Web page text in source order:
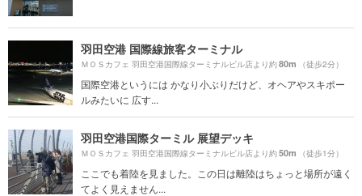
羽田空港 国際線旅客ターミナル
ＭＯＳカフェ 羽田空港国際線ターミナルビル店より約80m （徒歩2分）
国際空港というには かなり小ぶりだけど、オヘアやスキポー
ルみたいに 広す...
羽田空港国際ターミル 展望デッキ
ＭＯＳカフェ 羽田空港国際線ターミナルビル店より約50m （徒歩1分）
ここでも着陸を見ました。この日は離陸はちょっと場所が遠く
てよく見えません...